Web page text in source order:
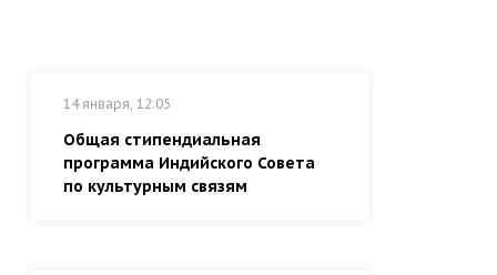
14 января, 12:05
Общая стипендиальная
программа Индийского Совета
по культурным связям